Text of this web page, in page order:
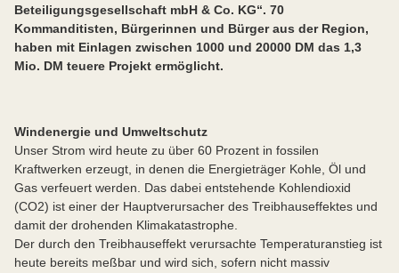
Beteiligungsgesellschaft mbH & Co. KG“. 70
Kommanditisten, Bürgerinnen und Bürger aus der Region,
haben mit Einlagen zwischen 1000 und 20000 DM das 1,3
Mio. DM teuere Projekt ermöglicht.
Windenergie und Umweltschutz
Unser Strom wird heute zu über 60 Prozent in fossilen
Kraftwerken erzeugt, in denen die Energieträger Kohle, Öl und
Gas verfeuert werden. Das dabei entstehende Kohlendioxid
(CO2) ist einer der Hauptverursacher des Treibhauseffektes und
damit der drohenden Klimakatastrophe.
Der durch den Treibhauseffekt verursachte Temperaturanstieg ist
heute bereits meßbar und wird sich, sofern nicht massiv